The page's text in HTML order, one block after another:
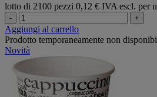
lotto di 2100 pezzi 0,12 € IVA escl. per
- +
Aggiungi al carrello
Prodotto temporaneamente non
Novità